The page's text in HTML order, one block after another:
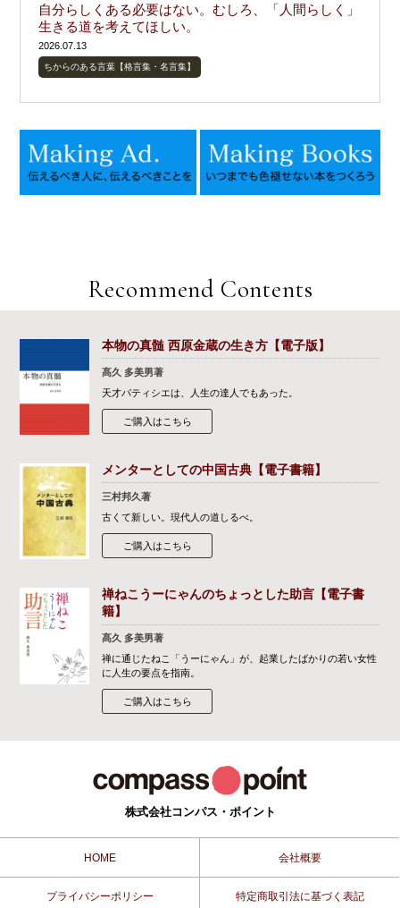
自分らしくある必要はない。むしろ、「人間らしく」
生きる道を考えてほしい。
2026.07.13
ちからのある言葉【格言集・名言集】
Recommend Contents
本物の真髄 西原金蔵の生き方【電子版】
髙久 多美男著
天才パティシエは、人生の達人でもあった。
ご購入はこちら
メンターとしての中国古典【電子書籍】
三村邦久著
古くて新しい。現代人の道しるべ。
ご購入はこちら
禅ねこうーにゃんのちょっとした助言【電子書
籍】
髙久 多美男著
禅に通じたねこ「うーにゃん」が、起業したばかりの若い女性
に人生の要点を指南。
ご購入はこちら
株式会社コンパス・ポイント
HOME 会社概要
プライバシーポリシー 特定商取引法に基づく表記